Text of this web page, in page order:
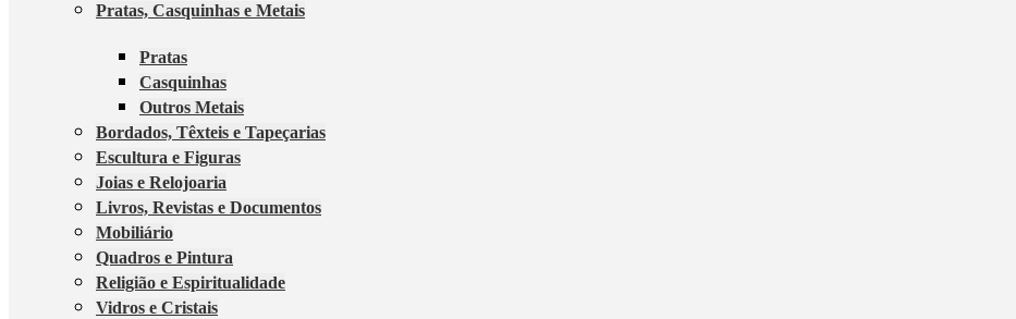
Pratas, Casquinhas e Metais
Pratas
Casquinhas
Outros Metais
Bordados, Têxteis e Tapeçarias
Escultura e Figuras
Joias e Relojoaria
Livros, Revistas e Documentos
Mobiliário
Quadros e Pintura
Religião e Espiritualidade
Vidros e Cristais